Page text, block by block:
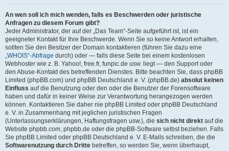
An wen soll ich mich wenden, falls es Beschwerden oder juristische
Anfragen zu diesem Forum gibt?
Jeder Administrator, der auf der „Das Team“-Seite aufgeführt ist, ist ein
geeigneter Kontakt für Ihre Beschwerde. Wenn Sie so keine Antwort erhalten,
sollten Sie den Besitzer der Domain kontaktieren (führen Sie dazu eine
„WHOIS“-Abfrage durch) oder — falls diese Seite bei einem kostenlosen
Webhoster wie z. B. Yahoo!, free.fr, funpic.de usw. liegt — den Support oder
den Abuse-Kontakt des betreffenden Dienstes. Bitte beachten Sie, dass phpBB
Limited (phpBB.com) und phpBB Deutschland e. V. (phpBB.de) absolut keinen
Einfluss auf die Benutzung oder den oder die Benutzer der Forensoftware
haben und dafür in keiner Weise zur Verantwortung herangezogen werden
können. Kontaktieren Sie daher nie phpBB Limited oder phpBB Deutschland
e. V. in Zusammenhang mit jeglichen juristischen Fragen
(Unterlassungserklärungen, Haftungsfragen usw.), die sich nicht direkt auf die
Website phpbb.com, phpbb.de oder die phpBB-Software selbst beziehen. Falls
Sie phpBB Limited oder phpBB Deutschland e. V. E-Mails schreiben, die die
Softwarenutzung durch Dritte betreffen, so werden Sie, wenn überhaupt,